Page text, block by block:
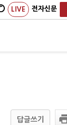
LIVE 전자신문
답글쓰기